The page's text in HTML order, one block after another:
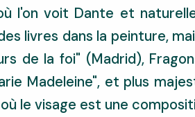
l'on voit Dante et
livres dans la peinture,
de la foi" (Madrid),
Madeleine", et plus
le visage est une